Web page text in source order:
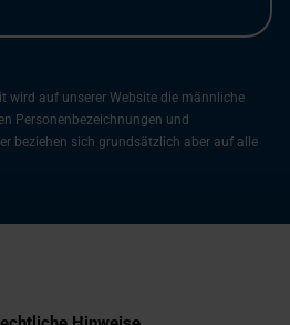
wird auf unserer Website die männliche
Personenbezeichnungen und
beziehen sich grundsätzlich aber auf alle